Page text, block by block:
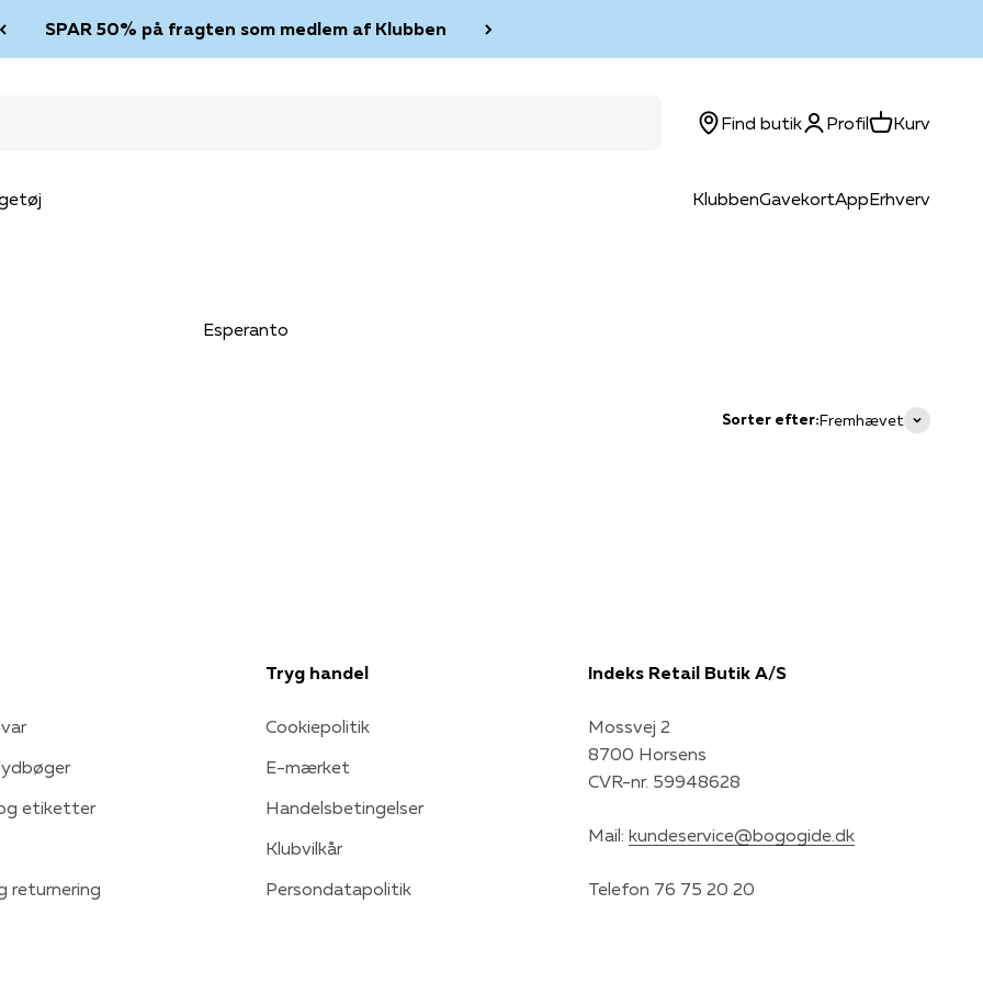
SPAR 50% på fragten som medlem af Klubben
KlubbenGavekortAppErhverv
Find butikLog ind
ProfilKurvKurv
Esperanto
Sorter efter:Fremhævet
etiketter
returnering
Tryg handel
Cookiepolitik
E-mærket
Handelsbetingelser
Klubvilkår
Persondatapolitik
Indeks Retail Butik A/S
Mossvej 2
8700 Horsens
CVR-nr. 59948628
Mail: kundeservice@bogogide.dk
Telefon 76 75 20 20